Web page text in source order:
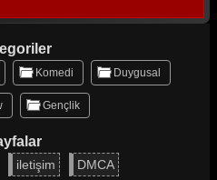
Komedi Duygusal
Gençlik
iletişim DMCA